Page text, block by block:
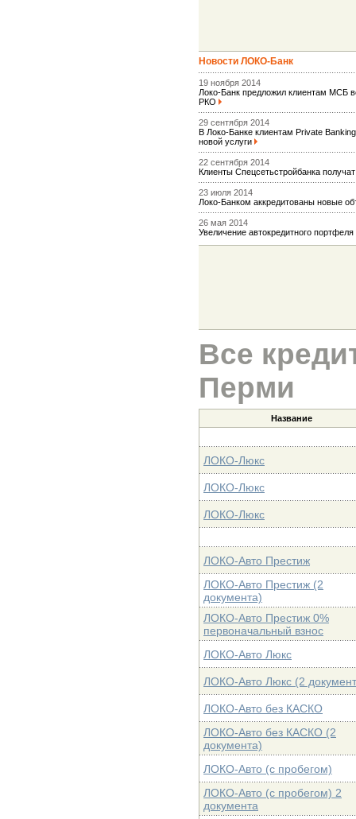
Новости ЛОКО-Банк
19 ноября 2014
Локо-Банк предложил клиентам МСБ
РКО
29 сентября 2014
В Локо-Банке клиентам Private
новой услуги
22 сентября 2014
Клиенты Спецсетьстройбанка
23 июля 2014
Локо-Банком аккредитованы новые
26 мая 2014
Увеличение автокредитного
Все
Перми
Название
ЛОКО-Люкс
ЛОКО-Люкс
ЛОКО-Люкс
ЛОКО-Авто Престиж
ЛОКО-Авто Престиж (2
документа)
ЛОКО-Авто Престиж 0%
первоначальный взнос
ЛОКО-Авто Люкс
ЛОКО-Авто Люкс (2
ЛОКО-Авто без КАСКО
ЛОКО-Авто без КАСКО (2
документа)
ЛОКО-Авто (с пробегом)
ЛОКО-Авто (с пробегом) 2
документа